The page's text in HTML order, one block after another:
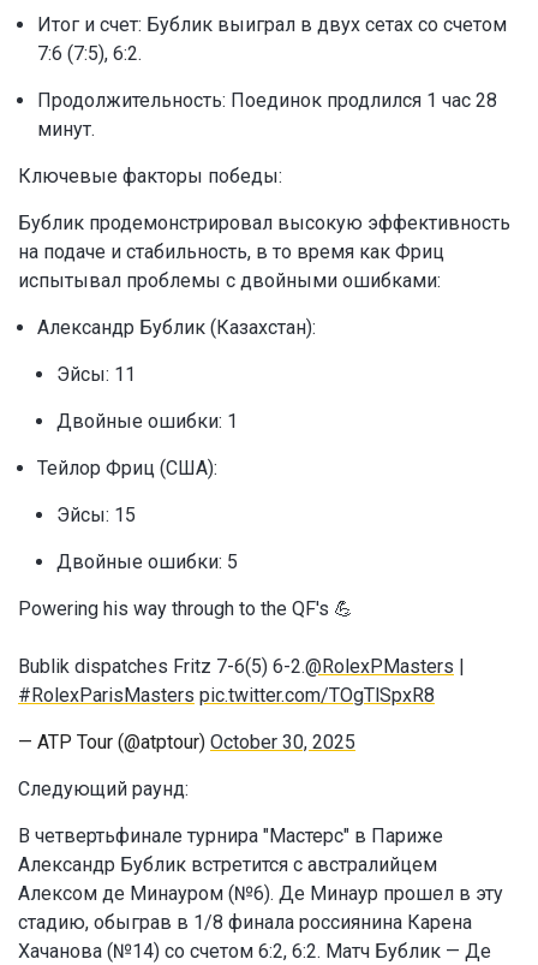
Итог и счет: Бублик выиграл в двух сетах со счетом
7:6 (7:5), 6:2.
Продолжительность: Поединок продлился 1 час 28
минут.
Ключевые факторы победы:
Бублик продемонстрировал высокую эффективность
на подаче и стабильность, в то время как Фриц
испытывал проблемы с двойными ошибками:
Александр Бублик (Казахстан):
Эйсы: 11
Двойные ошибки: 1
Тейлор Фриц (США):
Эйсы: 15
Двойные ошибки: 5
Powering his way through to the QF's 💪
Bublik dispatches Fritz 7-6(5) 6-2.@RolexPMasters
#RolexParisMasters pic.twitter.com/TOgTlSpxR8
— ATP Tour (@atptour) October 30, 2025
Следующий раунд:
В четвертьфинале турнира "Мастерс" в Париже
Александр Бублик встретится с австралийцем
Алексом де Минауром (№6). Де Минаур прошел в эту
стадию, обыграв в 1/8 финала россиянина Карена
Хачанова (№14) со счетом 6:2, 6:2. Матч Бублик — Де